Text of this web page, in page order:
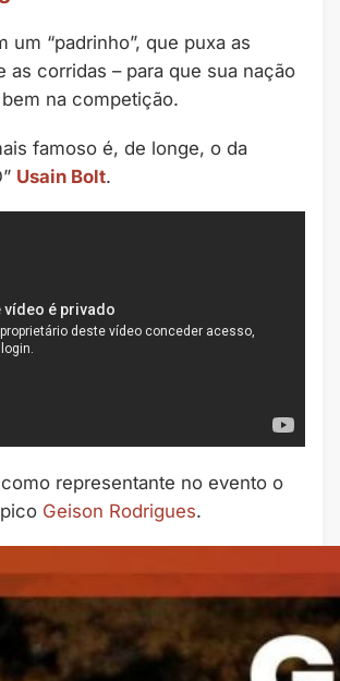
um “padrinho”, que puxa as
as corridas – para que sua nação
na competição.
famoso é, de longe, o da
Usain Bolt.
representante no evento o
Geison Rodrigues.